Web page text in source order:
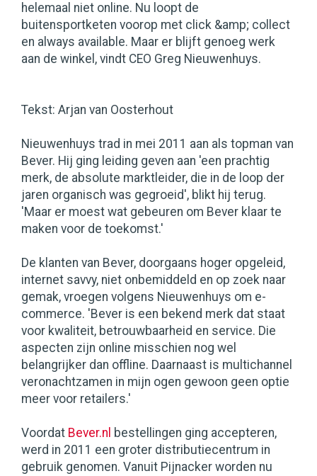
helemaal niet online. Nu loopt de
buitensportketen voorop met click &amp; collect
en always available. Maar er blijft genoeg werk
aan de winkel, vindt CEO Greg Nieuwenhuys.
Tekst: Arjan van Oosterhout
Nieuwenhuys trad in mei 2011 aan als topman van
Bever. Hij ging leiding geven aan 'een prachtig
merk, de absolute marktleider, die in de loop der
jaren organisch was gegroeid', blikt hij terug.
'Maar er moest wat gebeuren om Bever klaar te
maken voor de toekomst.'
De klanten van Bever, doorgaans hoger opgeleid,
internet savvy, niet onbemiddeld en op zoek naar
gemak, vroegen volgens Nieuwenhuys om e-
commerce. 'Bever is een bekend merk dat staat
voor kwaliteit, betrouwbaarheid en service. Die
aspecten zijn online misschien nog wel
belangrijker dan offline. Daarnaast is multichannel
veronachtzamen in mijn ogen gewoon geen optie
meer voor retailers.'
Voordat Bever.nl bestellingen ging accepteren,
werd in 2011 een groter distributiecentrum in
gebruik genomen. Vanuit Pijnacker worden nu